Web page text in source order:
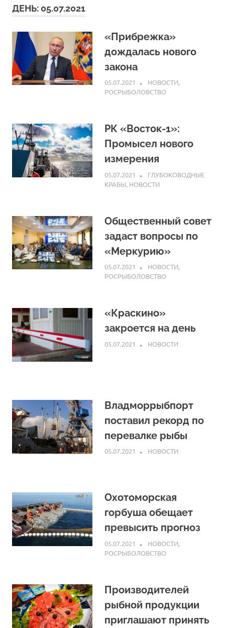
ДЕНЬ: 05.07.2021
«Прибрежка»
дождалась нового
закона
05.07.2021 ARPP
НОВОСТИ,
РОСРЫБОЛОВСТВО
РК «Восток-1»:
Промысел нового
измерения
05.07.2021 ARPP
ГЛУБОКОВОДНЫЕ
КРАБЫ, НОВОСТИ
Общественный совет
задаст вопросы по
«Меркурию»
05.07.2021 ARPP
НОВОСТИ,
РОСРЫБОЛОВСТВО
«Краскино»
закроется на день
05.07.2021 ARPP
НОВОСТИ
Владморрыбпорт
поставил рекорд по
перевалке рыбы
05.07.2021 ARPP
НОВОСТИ
Охотоморская
горбуша обещает
превысить прогноз
05.07.2021 ARPP
НОВОСТИ,
РОСРЫБОЛОВСТВО
Производителей
рыбной продукции
приглашают принять